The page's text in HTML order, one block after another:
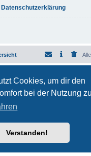
Cookies, um dir den
bei der Nutzung zu
Verstanden!
Datenschutzerklärung
Übersetzung durchphpBB.de
|Nutzungsbedingungen